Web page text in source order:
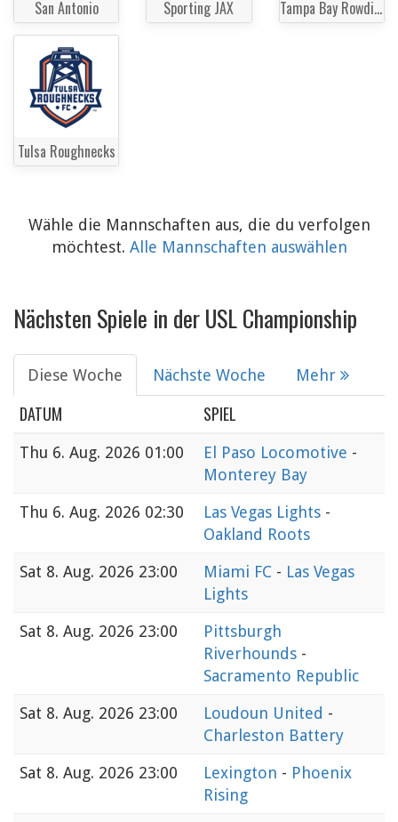
San Antonio Sporting JAX Tampa Bay Rowdies
Tulsa Roughnecks
Wähle die Mannschaften aus, die du verfolgen
möchtest. Alle Mannschaften auswählen
Nächsten Spiele in der USL Championship
Diese Woche Nächste Woche Mehr
DATUM SPIEL
Thu 6. Aug. 2026 01:00 El Paso Locomotive -
Monterey Bay
Thu 6. Aug. 2026 02:30 Las Vegas Lights -
Oakland Roots
Sat 8. Aug. 2026 23:00 Miami FC - Las Vegas
Lights
Sat 8. Aug. 2026 23:00
Pittsburgh
Riverhounds -
Sacramento Republic
Sat 8. Aug. 2026 23:00 Loudoun United -
Charleston Battery
Sat 8. Aug. 2026 23:00 Lexington - Phoenix
Rising